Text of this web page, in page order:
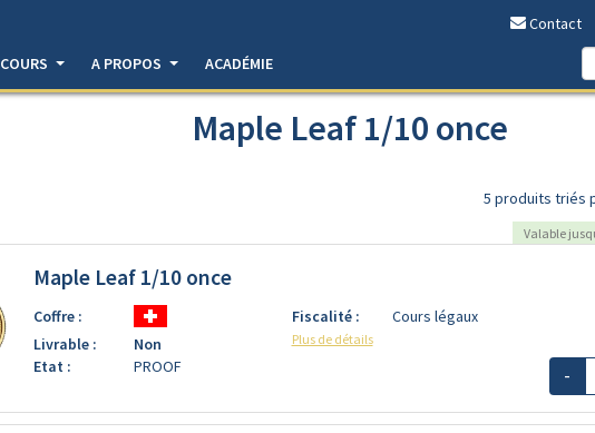
Contact
COURS A PROPOS ACADÉMIE
Maple Leaf 1/10 once
5 produits triés
Valable
Maple Leaf 1/10 once
Coffre :
Livrable :
Non
Etat :
PROOF
Fiscalité : Cours légaux
Plus de détails
-